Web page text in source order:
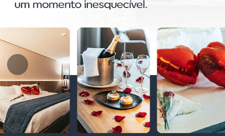
WTC Goiânia Stay & Hotel
by Atlantica